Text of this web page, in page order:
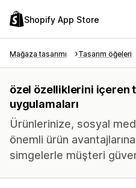
Shopify App Store
Mağaza tasarımı Tasarım öğeleri
özel özelliklerini içeren
uygulamaları
Ürünlerinize, sosyal
önemli ürün
simgelerle müşteri